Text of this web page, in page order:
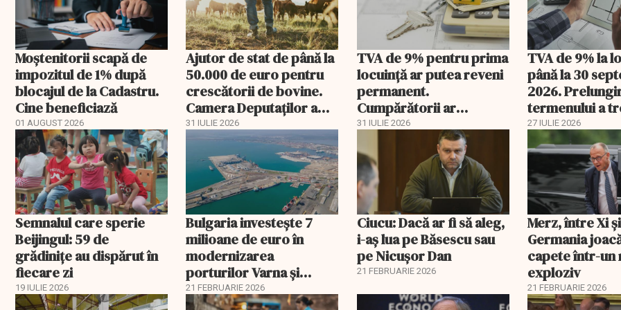
Moștenitorii scapă de
impozitul de 1% după
blocajul de la Cadastru.
Cine beneficiază
01 AUGUST 2026
Ajutor de stat de până la
50.000 de euro pentru
crescătorii de bovine.
Camera Deputaților a
aprobat schema
31 IULIE 2026
TVA de 9% pentru prima
locuință ar putea reveni
permanent.
Cumpărătorii ar
economisi zeci de mii de
31 IULIE 2026
TVA de 9% la
până la 30
2026.
termenului a
comisia din
27 IULIE 2026
Semnalul care sperie
Beijingul: 59 de
grădinițe au dispărut în
fiecare zi
19 IULIE 2026
Bulgaria investește 7
milioane de euro în
modernizarea
porturilor Varna și
Burgas
21 FEBRUARIE 2026
Ciucu: Dacă ar fi să aleg,
i-aș lua pe Băsescu sau
pe Nicușor Dan
21 FEBRUARIE 2026
Merz, între Xi
Germania
capete într-un
exploziv
21 FEBRUARIE 2026